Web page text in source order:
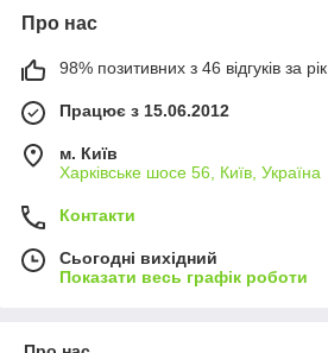
Про нас
98% позитивних з 46 відгуків за рік
Працює з 15.06.2012
м. Київ
Харківське шосе 56, Київ, Україна
Контакти
Сьогодні вихідний
Показати весь графік роботи